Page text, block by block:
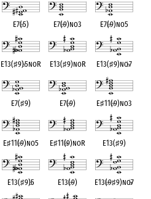
E7(♭5) E7(♭9)no3 E7(♭9)no5
E13(♯9)♭5noR E13(♯9)noR E13(♯9)no♭7
E7(♯9) E7(♭9) E♯11(♭9)no3
E♯11(♭9)no5 E♯11(♭9)noR E13(♯9)
E13(♯9)♭5 E13(♭9) E13(♭9♯9)no♭7